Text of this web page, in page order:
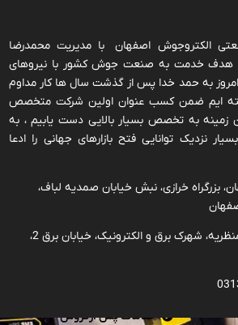
الکتروجوش اصفهان با مدیریت محمدرضا
در سال 1370 با هدف خدمت به صنعت جوش کشور با نیروهای
به حمد خدا پس از گذشت سال ها کار مداوم
ایم ضمن کسب عنوان اولین شرکت متخصص
زمینه به تخصص بسیار بالایی دست یابیم ، به
نزدیک توانایی فتح بازارهای جهانی را ادعا
بزرگراه خرازی، نبش خیابان صمدیه لباف،
آدرس کارخانه: اصفهان،منظریه، شهرک برق‌ و‌ الکترونیک، خیابان برق 2،
لینک های مفید
خدمات پس ازفروش